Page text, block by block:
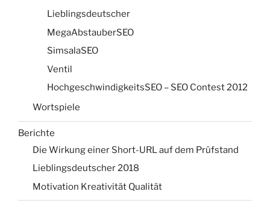
Lieblingsdeutscher
MegaAbstauberSEO
SimsalaSEO
Ventil
HochgeschwindigkeitsSEO – SEO Contest 2012
Wortspiele
Berichte
Die Wirkung einer Short-URL auf dem Prüfstand
Lieblingsdeutscher 2018
Motivation Kreativität Qualität